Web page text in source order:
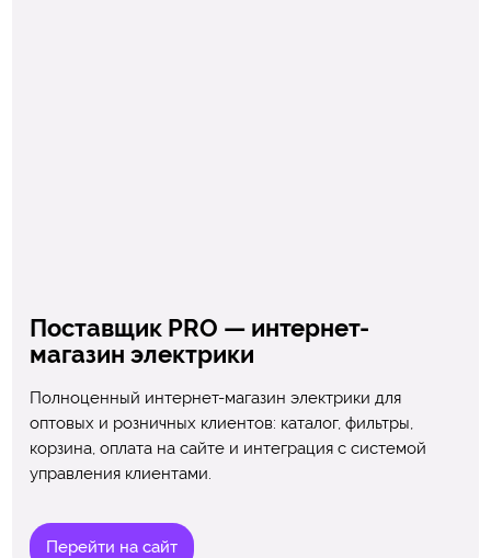
Поставщик PRO — интернет-
магазин электрики
Полноценный интернет-магазин электрики для
оптовых и розничных клиентов: каталог, фильтры,
корзина, оплата на сайте и интеграция с системой
управления клиентами.
Перейти на сайт